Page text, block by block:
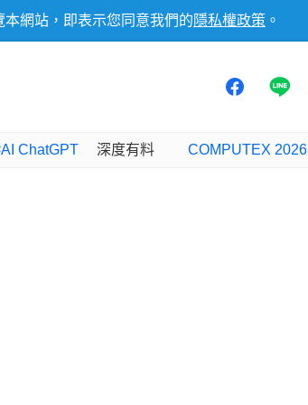
網站，即表示您同意我們的 隱私權政策 。
ChatGPT 深度有料 COMPUTEX 2026